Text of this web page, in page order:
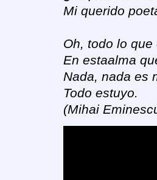
Mi querido
Oh, todo lo
En estaalma
Nada, nada es
Todo estuyo.
(Mihai